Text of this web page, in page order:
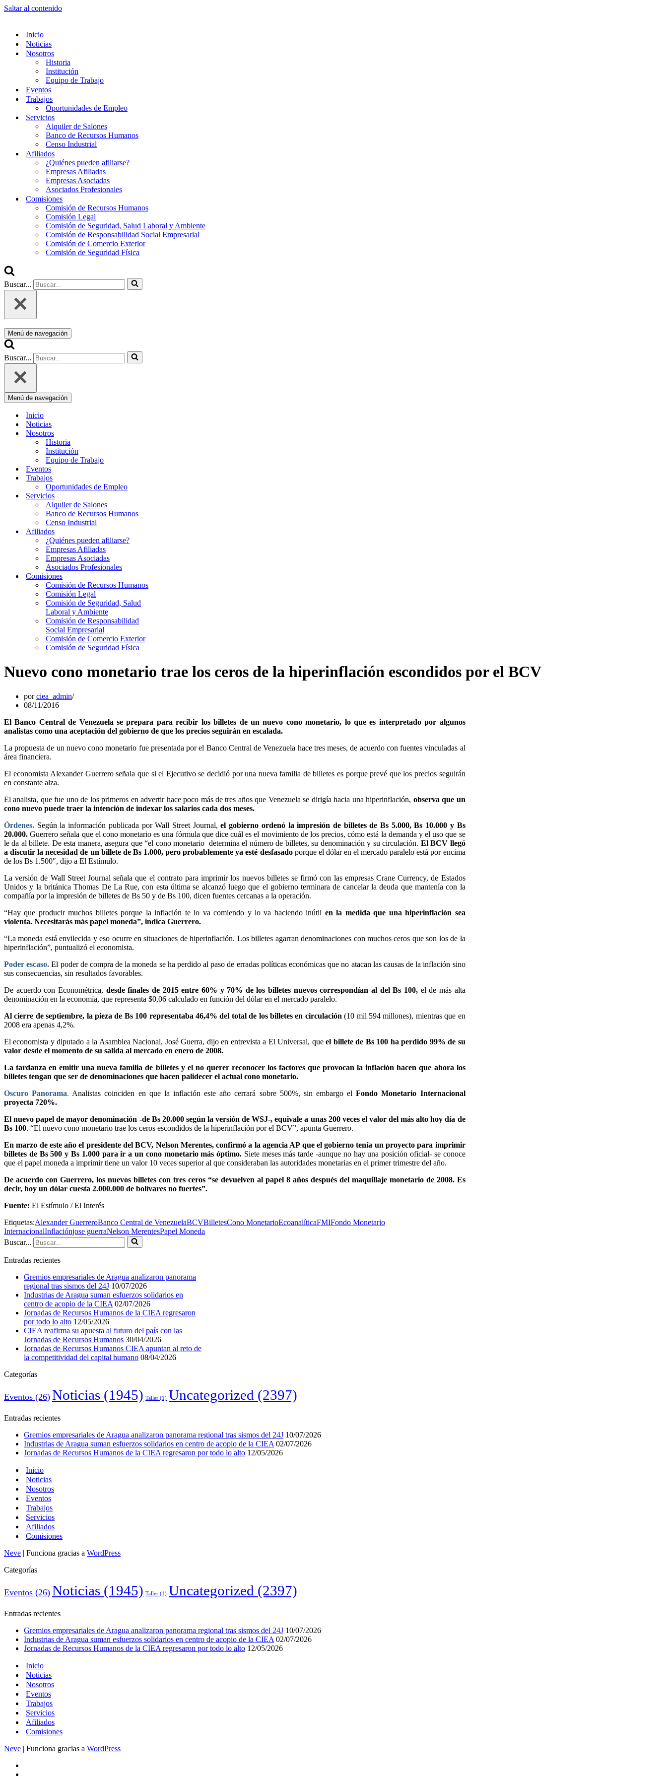
Saltar al contenido
Inicio
Noticias
Nosotros
Historia
Institución
Equipo de Trabajo
Eventos
Trabajos
Oportunidades de Empleo
Servicios
Alquiler de Salones
Banco de Recursos Humanos
Censo Industrial
Afiliados
¿Quiénes pueden afiliarse?
Empresas Afiliadas
Empresas Asociadas
Asociados Profesionales
Comisiones
Comisión de Recursos Humanos
Comisión Legal
Comisión de Seguridad, Salud Laboral y Ambiente
Comisión de Responsabilidad Social Empresarial
Comisión de Comercio Exterior
Comisión de Seguridad Física
Buscar...
Menú de navegación
Buscar...
Menú de navegación
Inicio
Noticias
Nosotros
Historia
Institución
Equipo de Trabajo
Eventos
Trabajos
Oportunidades de Empleo
Servicios
Alquiler de Salones
Banco de Recursos Humanos
Censo Industrial
Afiliados
¿Quiénes pueden afiliarse?
Empresas Afiliadas
Empresas Asociadas
Asociados Profesionales
Comisiones
Comisión de Recursos Humanos
Comisión Legal
Comisión de Seguridad, Salud
Laboral y Ambiente
Comisión de Responsabilidad
Social Empresarial
Comisión de Comercio Exterior
Comisión de Seguridad Física
Nuevo cono monetario trae los ceros de la hiperinflación escondidos por el BCV
porciea_admin
08/11/2016
El Banco Central de Venezuela se prepara para recibir los billetes de un nuevo cono monetario, lo que es interpretado por algunos
analistas como una aceptación del gobierno de que los precios seguirán en escalada.
La propuesta de un nuevo cono monetario fue presentada por el Banco Central de Venezuela hace tres meses, de acuerdo con fuentes vinculadas al
área financiera.
El economista Alexander Guerrero señala que si el Ejecutivo se decidió por una nueva familia de billetes es porque prevé que los precios seguirán
en constante alza.
El analista, que fue uno de los primeros en advertir hace poco más de tres años que Venezuela se dirigía hacia una hiperinflación, observa que un
cono nuevo puede traer la intención de indexar los salarios cada dos meses.
Órdenes. Según la información publicada por Wall Street Journal,el gobierno ordenó la impresión de billetes de Bs 5.000, Bs 10.000 y Bs
20.000. Guerrero señala que el cono monetario es una fórmula que dice cuál es el movimiento de los precios, cómo está la demanda y el uso que se
le da al billete. De esta manera, asegura que “el cono monetario determina el número de billetes, su denominación y su circulación. El BCV llegó
a discutir la necesidad de un billete de Bs 1.000, pero probablemente ya esté desfasado porque el dólar en el mercado paralelo está por encima
de los Bs 1.500″, dijo a El Estímulo.
La versión de Wall Street Journal señala que el contrato para imprimir los nuevos billetes se firmó con las empresas Crane Currency, de Estados
Unidos y la británica Thomas De La Rue, con esta última se alcanzó luego que el gobierno terminara de cancelar la deuda que mantenía con la
compañía por la impresión de billetes de Bs 50 y de Bs 100, dicen fuentes cercanas a la operación.
“Hay que producir muchos billetes porque la inflación te lo va comiendo y lo va haciendo inútil en la medida que una hiperinflación sea
violenta. Necesitarás más papel moneda”, indica Guerrero.
“La moneda está envilecida y eso ocurre en situaciones de hiperinflación. Los billetes agarran denominaciones con muchos ceros que son los de la
hiperinflación”, puntualizó el economista.
Poder escaso.El poder de compra de la moneda se ha perdido al paso de erradas políticas económicas que no atacan las causas de la inflación sino
sus consecuencias, sin resultados favorables.
De acuerdo con Econométrica, desde finales de 2015 entre 60% y 70% de los billetes nuevos correspondían al del Bs 100, el de más alta
denominación en la economía, que representa $0,06 calculado en función del dólar en el mercado paralelo.
Al cierre de septiembre, la pieza de Bs 100 representaba 46,4% del total de los billetes en circulación (10 mil 594 millones), mientras que en
2008 era apenas 4,2%.
El economista y diputado a la Asamblea Nacional, José Guerra, dijo en entrevista a El Universal, queel billete de Bs 100 ha perdido 99% de su
valor desde el momento de su salida al mercado en enero de 2008.
La tardanza en emitir una nueva familia de billetes y el no querer reconocer los factores que provocan la inflación hacen que ahora los
billetes tengan que ser de denominaciones que hacen palidecer el actual cono monetario.
Oscuro Panorama. Analistas coinciden en que la inflación este año cerrará sobre 500%, sin embargo elFondo Monetario Internacional
proyecta 720%.
El nuevo papel de mayor denominación -de Bs 20.000 según la versión de WSJ-, equivale a unas 200 veces el valor del más alto hoy día de
Bs 100. “El nuevo cono monetario trae los ceros escondidos de la hiperinflación por el BCV”, apunta Guerrero.
En marzo de este año el presidente del BCV, Nelson Merentes, confirmó a la agencia AP que el gobierno tenía un proyecto para imprimir
billetes de Bs 500 y Bs 1.000 para ir a un cono monetario más óptimo. Siete meses más tarde -aunque no hay una posición oficial- se conoce
que el papel moneda a imprimir tiene un valor 10 veces superior al que consideraban las autoridades monetarias en el primer trimestre del año.
De acuerdo con Guerrero, los nuevos billetes con tres ceros “se devuelven al papel 8 años después del maquillaje monetario de 2008. Es
decir, hoy un dólar cuesta 2.000.000 de bolívares no fuertes”.
Fuente: El Estímulo / El Interés
Etiquetas:Alexander GuerreroBanco Central de VenezuelaBCVBilletesCono MonetarioEcoanalíticaFMIFondo Monetario
InternacionalInflaciónjose guerraNelson MerentesPapel Moneda
Buscar...
Entradas recientes
Gremios empresariales de Aragua analizaron panorama
regional tras sismos del 24J 10/07/2026
Industrias de Aragua suman esfuerzos solidarios en
centro de acopio de la CIEA 02/07/2026
Jornadas de Recursos Humanos de la CIEA regresaron
por todo lo alto 12/05/2026
CIEA reafirma su apuesta al futuro del país con las
Jornadas de Recursos Humanos 30/04/2026
Jornadas de Recursos Humanos CIEA apuntan al reto de
la competitividad del capital humano 08/04/2026
Categorías
Eventos (26) Noticias (1945) Taller (1) Uncategorized (2397)
Entradas recientes
Gremios empresariales de Aragua analizaron panorama regional tras sismos del 24J 10/07/2026
Industrias de Aragua suman esfuerzos solidarios en centro de acopio de la CIEA 02/07/2026
Jornadas de Recursos Humanos de la CIEA regresaron por todo lo alto 12/05/2026
Inicio
Noticias
Nosotros
Eventos
Trabajos
Servicios
Afiliados
Comisiones
Neve | Funciona gracias a WordPress
Categorías
Eventos (26) Noticias (1945) Taller (1) Uncategorized (2397)
Entradas recientes
Gremios empresariales de Aragua analizaron panorama regional tras sismos del 24J 10/07/2026
Industrias de Aragua suman esfuerzos solidarios en centro de acopio de la CIEA 02/07/2026
Jornadas de Recursos Humanos de la CIEA regresaron por todo lo alto 12/05/2026
Inicio
Noticias
Nosotros
Eventos
Trabajos
Servicios
Afiliados
Comisiones
Neve | Funciona gracias a WordPress